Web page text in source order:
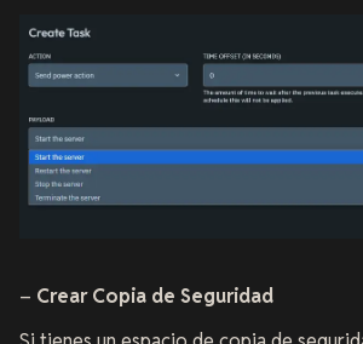
– Crear Copia de Seguridad